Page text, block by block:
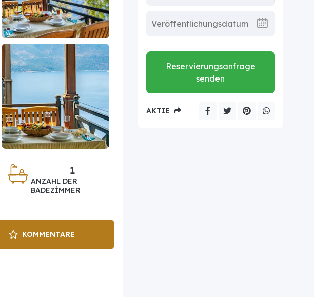
1
ANZAHL DER
BADEZIMMER
KOMMENTARE
Reservierungsanfrage
senden
AKTIE